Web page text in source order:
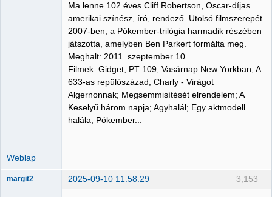
Ma lenne 102 éves Cliff Robertson, Oscar-díjas
amerikai színész, író, rendező. Utolsó filmszerepét
2007-ben, a Pókember-trilógia harmadik részében
játszotta, amelyben Ben Parkert formálta meg.
Meghalt: 2011. szeptember 10.
Filmek: Gidget; PT 109; Vasárnap New Yorkban; A
633-as repülőszázad; Charly - Virágot
Algernonnak; Megsemmisítését elrendelem; A
Keselyű három napja; Agyhalál; Egy aktmodell
halála; Pókember...
Weblap
3,153
margit2 2025-09-10 11:58:29